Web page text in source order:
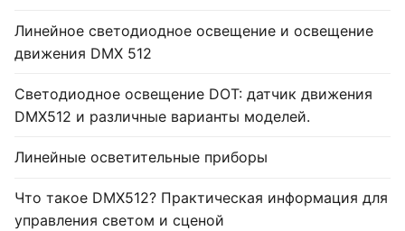
Линейное светодиодное освещение и освещение
движения DMX 512
Светодиодное освещение DOT: датчик движения
DMX512 и различные варианты моделей.
Линейные осветительные приборы
Что такое DMX512? Практическая информация для
управления светом и сценой